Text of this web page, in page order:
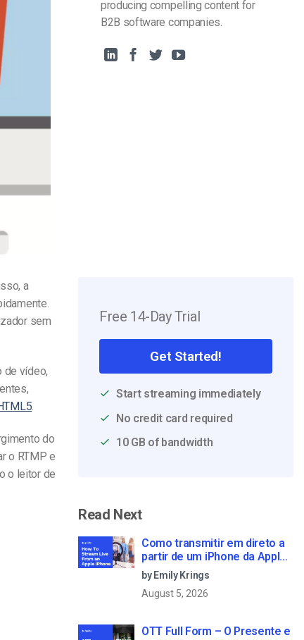
producing compelling content for
B2B software companies.
a
sem
de vídeo,
.
do
o RTMP e
o leitor de
Free 14-Day Trial
Get Started!
Start streaming immediately
No credit card required
10 GB of bandwidth
Read Next
Como transmitir em direto a
partir de um iPhone da Apple
em 6 passos simples
by Emily Krings
August 5, 2026
OTT Full Form – O Presente e